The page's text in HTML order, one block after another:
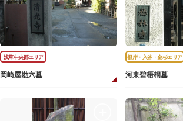
浅草中央部エリア
岡崎屋勘六墓
根岸・入谷・金杉エリア
河東碧梧桐墓